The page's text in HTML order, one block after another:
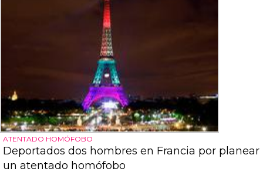
ATENTADO HOMÓFOBO
Deportados dos hombres en Francia por planear
un atentado homófobo